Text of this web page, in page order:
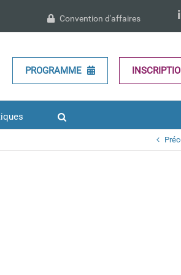
Convention d'affaires
PROGRAMME